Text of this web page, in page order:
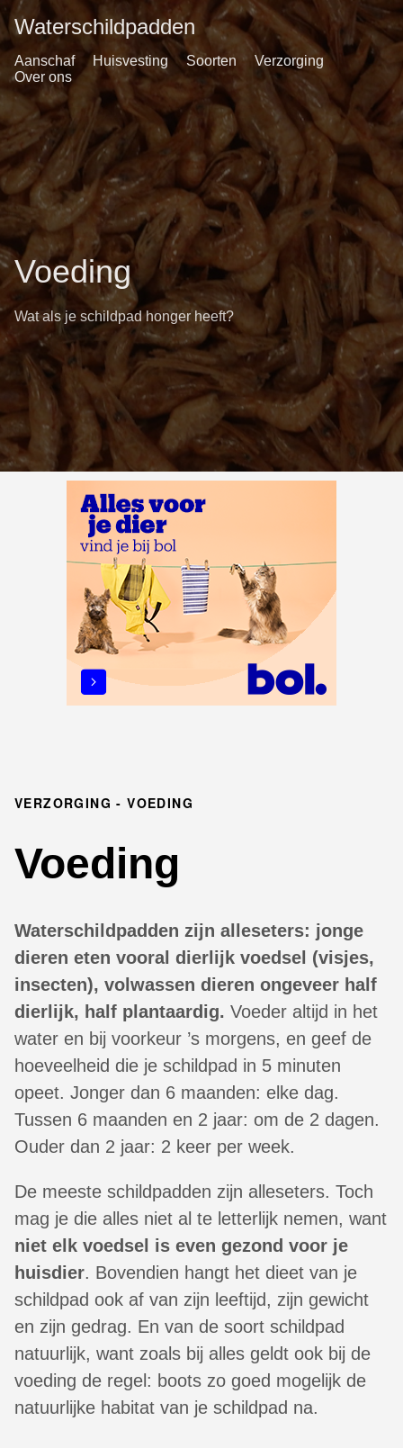
Waterschildpadden
Aanschaf Huisvesting Soorten
Verzorging
Over ons
Voeding
Wat als je schildpad honger heeft?
VERZORGING - VOEDING
Voeding
Waterschildpadden zijn alleseters: jonge
dieren eten vooral dierlijk voedsel (visjes,
insecten), volwassen dieren ongeveer half
dierlijk, half plantaardig. Voeder altijd in het
water en bij voorkeur ’s morgens, en geef de
hoeveelheid die je schildpad in 5 minuten
opeet. Jonger dan 6 maanden: elke dag.
Tussen 6 maanden en 2 jaar: om de 2 dagen.
Ouder dan 2 jaar: 2 keer per week.
De meeste schildpadden zijn alleseters. Toch
mag je die alles niet al te letterlijk nemen, want
niet elk voedsel is even gezond voor je
huisdier. Bovendien hangt het dieet van je
schildpad ook af van zijn leeftijd, zijn gewicht
en zijn gedrag. En van de soort schildpad
natuurlijk, want zoals bij alles geldt ook bij de
voeding de regel: boots zo goed mogelijk de
natuurlijke habitat van je schildpad na.